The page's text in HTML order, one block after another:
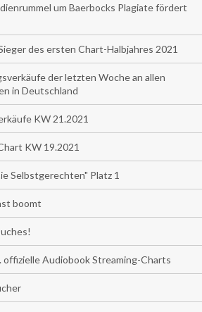
um Baerbocks Plagiate fördert
des ersten Chart-Halbjahres 2021
der letzten Woche an allen
in Deutschland
KW 21.2021
KW 19.2021
Selbstgerechten" Platz 1
boomt
Audiobook Streaming-Charts